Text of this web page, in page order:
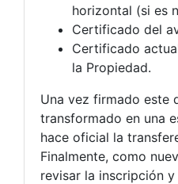
horizontal (si es
Certificado del
Certificado
la Propiedad.
Una vez firmado este
transformado en una
hace oficial la
Finalmente, como
revisar la inscripción